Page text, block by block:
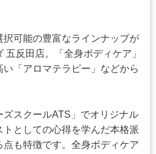
可能の豊富なラインナップが
反田店。「全身ボディケア」
「アロマテラピー」などから
ズスクールATS」でオリジナル
としての心得を学んだ本格派
も特徴です。全身ボディケア